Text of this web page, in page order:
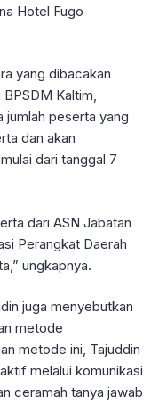
Hotel Fugo
yang dibacakan
Kaltim,
jumlah peserta yang
dan akan
dari tanggal 7
dari ASN Jabatan
Perangkat Daerah
ungkapnya.
juga menyebutkan
metode
metode ini, Tajuddin
melalui komunikasi
ceramah tanya jawab